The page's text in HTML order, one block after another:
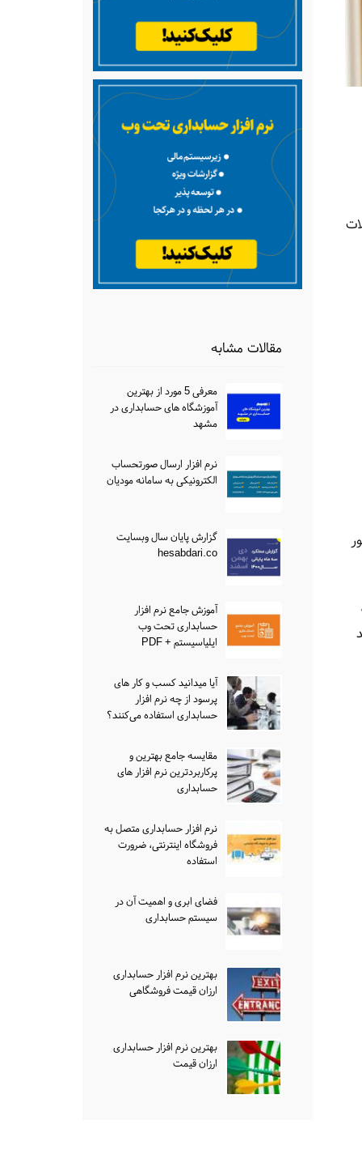
مقالات مشابه
معرفی 5 مورد از بهترین
آموزشگاه های حسابداری در
مشهد
نرم افزار ارسال صورتحساب
الکترونیکی به سامانه مودیان
گزارش پایان سال وبسایت
hesabdari.co
آموزش جامع نرم افزار
حسابداری تحت وب
ایلیاسیستم + PDF
آیا میدانید کسب و کار های
پرسود از چه نرم افزار
حسابداری استفاده می‌کنند؟
مقایسه جامع بهترین و
پرکاربردترین نرم افزار های
حسابداری
نرم افزار حسابداری متصل به
فروشگاه اینترنتی، ضرورت
استفاده
فضای ابری و اهمیت آن در
سیستم حسابداری
بهترین نرم افزار حسابداری
ارزان قیمت فروشگاهی
بهترین نرم افزار حسابداری
ارزان قیمت